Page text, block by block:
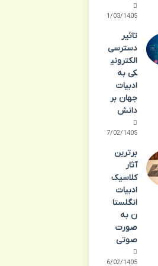
01/03/1405
تاثیر
دسترسی
الکترونی
کی به
ادبیات
جهان بر
دانش
27/02/1405
برترین
آثار
کلاسیک
ادبیات
انگلستا
ن به
صورت
صوتی
16/02/1405